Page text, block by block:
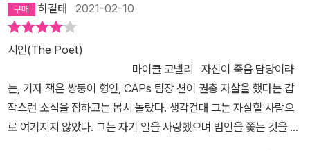
하길태 2021-02-10
시인(The Poet)
마이클 코넬리 자신이 죽음 담당이라
는, 기자 잭은 쌍둥이 형인, CAPs 팀장 션이 권총 자살을 했다는 갑
작스런 소식을 접하고는 몹시 놀랐다. 생각건대 그는 자살할 사람으
로 여겨지지 않았다. 그는 자기 일을 사랑했으며 범인을 쫓는 것을 좋